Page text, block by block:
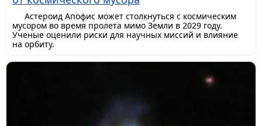
Астероид Апофис может столкнуться с космическим
мусором во время пролета мимо Земли в 2029 году.
Ученые оценили риски для научных миссий и влияние
на орбиту.